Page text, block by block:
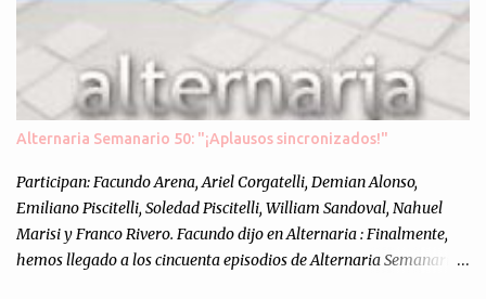
o
s
Alternaria Semanario 50: "¡Aplausos sincronizados!"
Participan: Facundo Arena, Ariel Corgatelli, Demian Alonso,
Emiliano Piscitelli, Soledad Piscitelli, William Sandoval, Nahuel
Marisi y Franco Rivero. Facundo dijo en Alternaria : Finalmente,
hemos llegado a los cincuenta episodios de Alternaria Semanario.